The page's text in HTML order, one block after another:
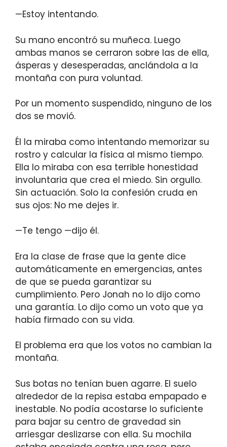
—Estoy intentando.
Su mano encontró su muñeca. Luego
ambas manos se cerraron sobre las de ella,
ásperas y desesperadas, anclándola a la
montaña con pura voluntad.
Por un momento suspendido, ninguno de los
dos se movió.
Él la miraba como intentando memorizar su
rostro y calcular la física al mismo tiempo.
Ella lo miraba con esa terrible honestidad
involuntaria que crea el miedo. Sin orgullo.
Sin actuación. Solo la confesión cruda en
sus ojos: No me dejes ir.
—Te tengo —dijo él.
Era la clase de frase que la gente dice
automáticamente en emergencias, antes
de que se pueda garantizar su
cumplimiento. Pero Jonah no lo dijo como
una garantía. Lo dijo como un voto que ya
había firmado con su vida.
El problema era que los votos no cambian la
montaña.
Sus botas no tenían buen agarre. El suelo
alrededor de la repisa estaba empapado e
inestable. No podía acostarse lo suficiente
para bajar su centro de gravedad sin
arriesgar deslizarse con ella. Su mochila